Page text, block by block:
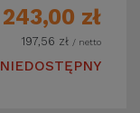
243,00 zł
197,56 zł / netto
NIEDOSTĘPNY